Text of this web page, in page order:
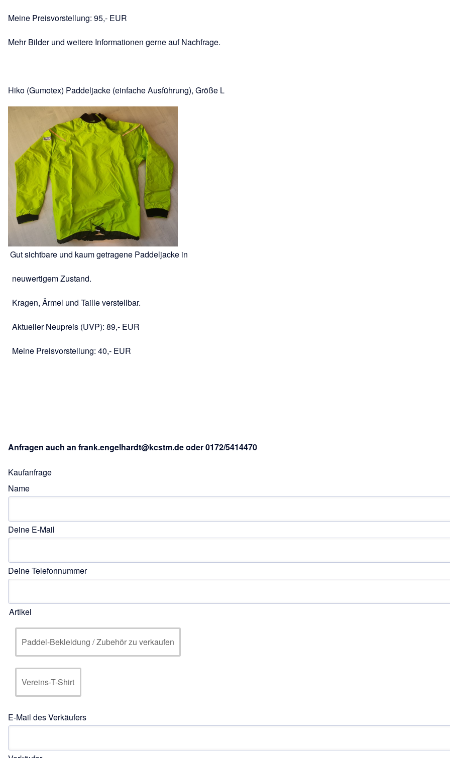
Meine Preisvorstellung: 95,- EUR
Mehr Bilder und weitere Informationen gerne auf Nachfrage.
Hiko (Gumotex) Paddeljacke (einfache Ausführung), Größe L
Gut sichtbare und kaum getragene Paddeljacke in
neuwertigem Zustand.
Kragen, Ärmel und Taille verstellbar.
Aktueller Neupreis (UVP): 89,- EUR
Meine Preisvorstellung: 40,- EUR
Anfragen auch an frank.engelhardt@kcstm.deoder 0172/5414470
Kaufanfrage
Name
Deine E-Mail
Deine Telefonnummer
Artikel
Paddel-Bekleidung / Zubehör zu verkaufen
Vereins-T-Shirt
E-Mail des Verkäufers